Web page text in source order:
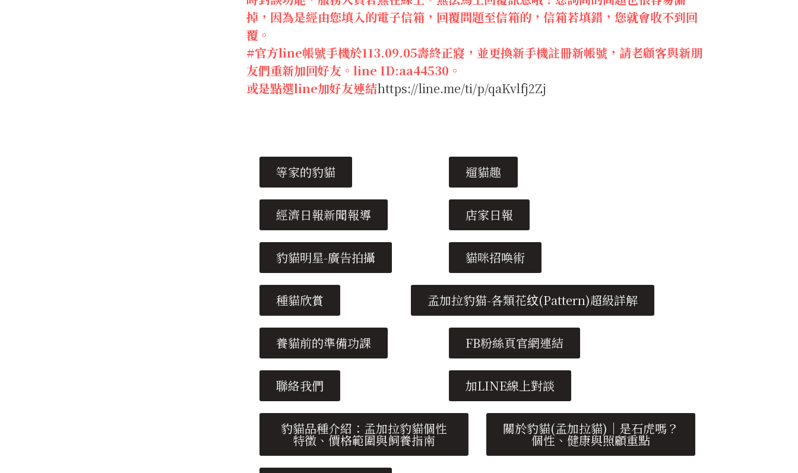
掉，因為是經由您填入的電子信箱，回覆問題至信箱的，信箱若填錯，您就會收不到回
覆。
#官方line帳號手機於113.09.05壽終正寢，並更換新手機註冊新帳號，請老顧客與新朋
友們重新加回好友。line ID:aa44530。
或是點選line加好友連結https://line.me/ti/p/qaKvlfj2Zj
等家的豹貓 遛貓趣
經濟日報新聞報導 店家日報
豹貓明星-廣告拍攝 貓咪招喚術
種貓欣賞 孟加拉豹猫-各類花纹(Pattern)超級詳解
養貓前的準備功課 FB粉絲頁官網連結
聯絡我們 加LINE線上對談
豹貓品種介紹：孟加拉豹貓個性
特徵、價格範圍與飼養指南
關於豹貓(孟加拉貓)｜是石虎嗎？
個性、健康與照顧重點